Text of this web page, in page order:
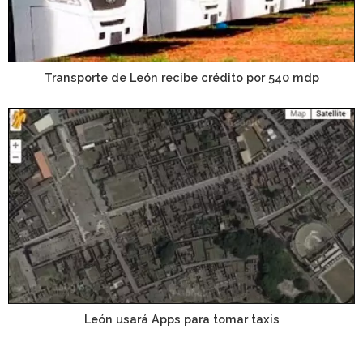
Transporte de León recibe crédito por 540 mdp
León usará Apps para tomar taxis